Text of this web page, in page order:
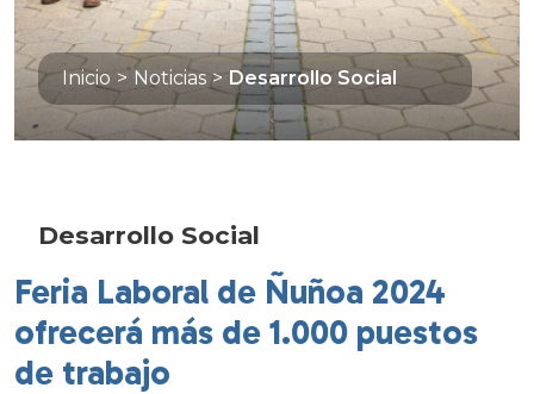
Inicio > Noticias > Desarrollo Social
Desarrollo Social
Feria Laboral de Ñuñoa 2024
ofrecerá más de 1.000 puestos
de trabajo